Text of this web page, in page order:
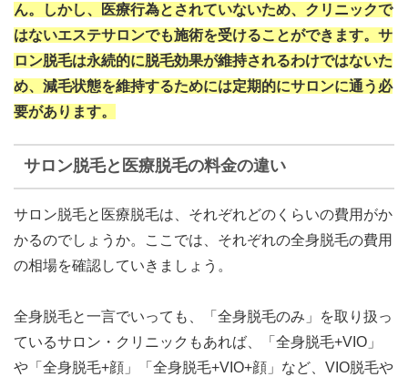
ん。しかし、医療行為とされていないため、 クリニックで
はないエステサロンでも施術を受けることができます。サ
ロン脱毛は永続的に脱毛効果が維持されるわけではないた
め、減毛状態を維持するためには定期的にサロンに通う必
要があります。
サロン脱毛と医療脱毛の料金の違い
サロン脱毛と医療脱毛は、それぞれどのくらいの費用がか
かるのでしょうか。ここでは、それぞれの全身脱毛の費用
の相場を確認していきましょう。
全身脱毛と一言でいっても、「全身脱毛のみ」を取り扱っ
ているサロン・クリニックもあれば、「全身脱毛+VIO」
や「全身脱毛+顔」「全身脱毛+VIO+顔」など、VIO脱毛や